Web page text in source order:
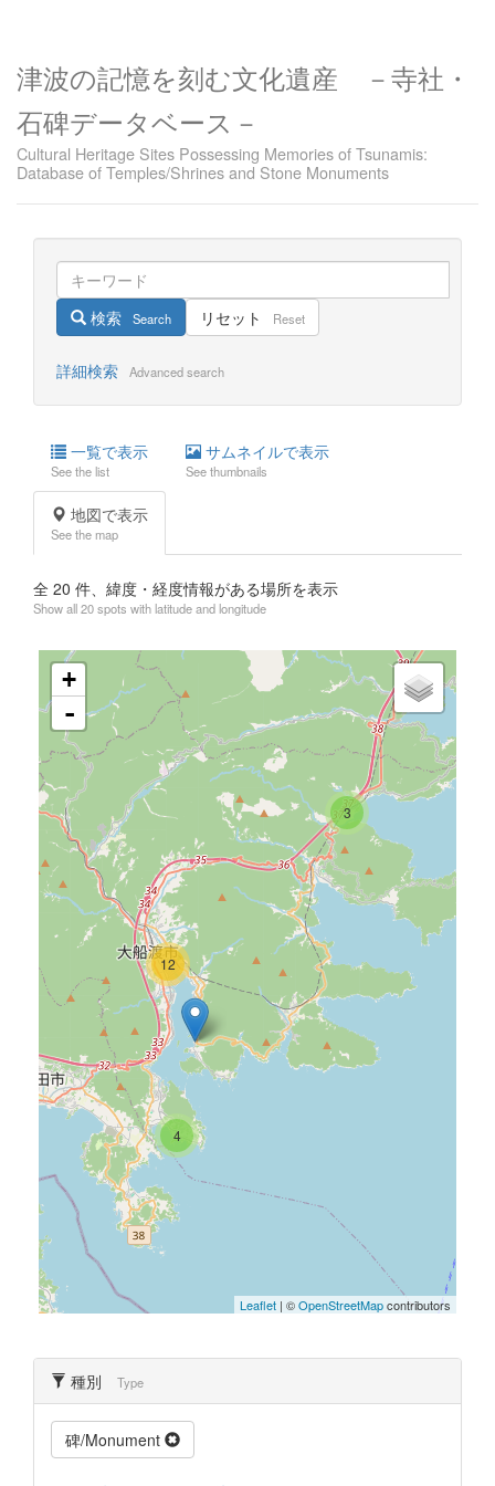
津波の記憶を刻む文化遺産 －寺社・
石碑データベース－
Cultural Heritage Sites Possessing Memories of Tsunamis:
Database of Temples/Shrines and Stone Monuments
検索 Search リセット Reset
詳細検索 Advanced search
一覧で表示
See the list
サムネイルで表示
See thumbnails
地図で表示
See the map
全 20 件、緯度・経度情報がある場所を表示
Show all 20 spots with latitude and longitude
3
12
4
+
-
Leaflet | ©OpenStreetMapcontributors
種別 Type
碑/Monument